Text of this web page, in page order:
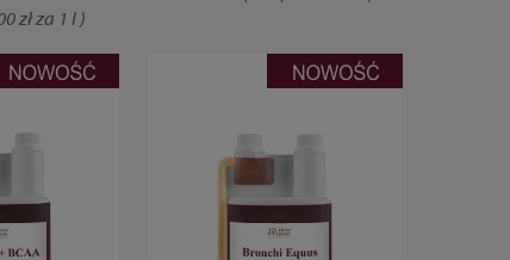
zł za 1 l )